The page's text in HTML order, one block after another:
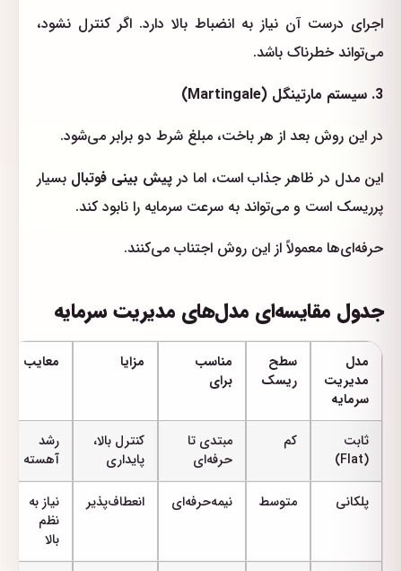
اجرای درست آن نیاز به انضباط بالا دارد. اگر کنترل نشود،
می‌تواند خطرناک باشد.
3. سیستم مارتینگل (Martingale)
در این روش بعد از هر باخت، مبلغ شرط دو برابر می‌شود.
این مدل در ظاهر جذاب است، اما در پیش بینی فوتبال بسیار
پرریسک است و می‌تواند به سرعت سرمایه را نابود کند.
حرفه‌ای‌ها معمولاً از این روش اجتناب می‌کنند.
جدول مقایسه‌ای مدل‌های مدیریت سرمایه
مدل
مدیریت
سرمایه
سطح
ریسک
مناسب
برای
مزایا معایب
ثابت
(Flat)
کم
مبتدی تا
حرفه‌ای
کنترل بالا،
پایداری
رشد
آهسته
پلکانی متوسط نیمه‌حرفه‌ای انعطاف‌پذیر
نیاز به
نظم
بالا